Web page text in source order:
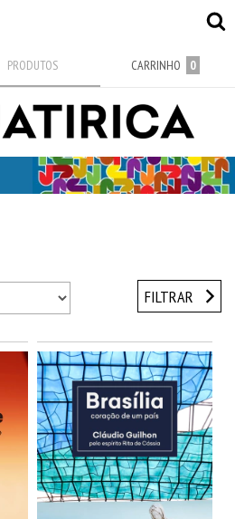
PRODUTOS CARRINHO 0
FILTRAR